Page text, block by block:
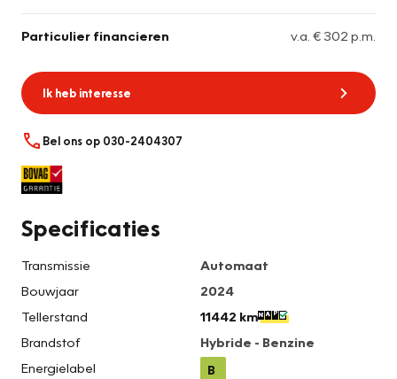
Particulier financieren v.a. € 302 p.m.
Ik heb interesse
Bel ons op 030-2404307
Specificaties
Transmissie
Automaat
Bouwjaar
2024
Tellerstand
11442 km
Brandstof
Hybride - Benzine
Energielabel
B